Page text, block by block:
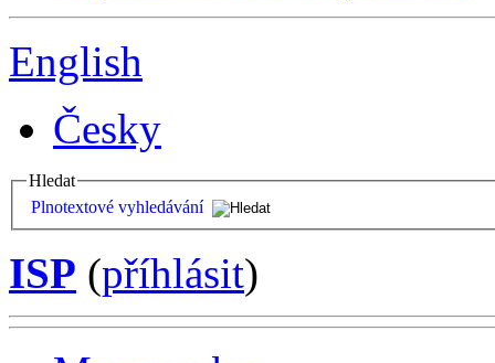
English
Česky
Hledat
Plnotextové vyhledávání
ISP (příhlásit)